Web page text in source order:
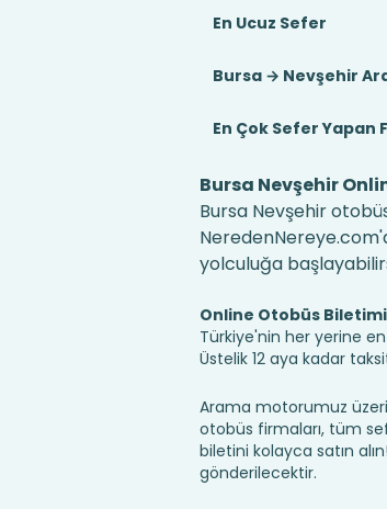
En Ucuz Sefer
Bursa → Nevşehir
En Çok Sefer Yapan
Bursa Nevşehir
Bursa Nevşehir
yolculuğa
Online Otobüs
Türkiye'nin her yerine
Üstelik 12 aya kadar
Arama motorumuz
otobüs firmaları, tüm
biletini kolayca satın
gönderilecektir.